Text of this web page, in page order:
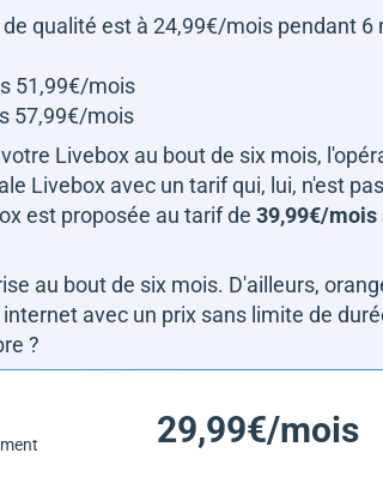
qualité est à 24,99€/mois pendant 6
51,99€/mois
57,99€/mois
Livebox au bout de six mois,
Livebox avec un tarif qui, lui, n'est
est proposée au tarif de 39,99€/mois
au bout de six mois. D'ailleurs,
avec un prix sans limite de
?
29,99€/mois